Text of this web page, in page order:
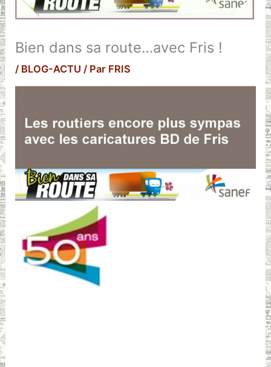
Bien dans sa route…avec Fris !
/ BLOG-ACTU / Par FRIS